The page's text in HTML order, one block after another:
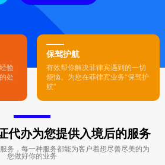
验
处
保驾护航
有效帮你解决菲律宾遇到的一切
烦恼。为您在菲律宾业务“保驾护
航”
代办为您提供入境后的服务
务，每一种服务都能为客户着想尽善尽美的为
您做好你的业务